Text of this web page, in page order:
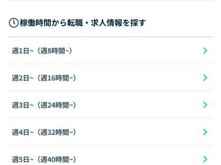
稼働時間から転職・求人情報を探す
週1日~（週8時間~）
週2日~（週16時間~）
週3日~（週24時間~）
週4日~（週32時間~）
週5日~（週40時間~）